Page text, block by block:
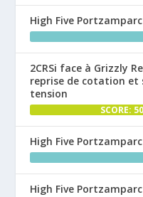
High Five
2CRSi face à Grizzly
reprise de cotation et
tension
SCORE:
High Five
High Five